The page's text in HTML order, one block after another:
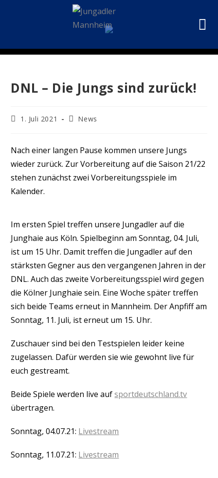
DNL – Die Jungs sind zurück!
1. Juli 2021 News
Nach einer langen Pause kommen unsere Jungs
wieder zurück. Zur Vorbereitung auf die Saison 21/22
stehen zunächst zwei Vorbereitungsspiele im
Kalender.
Im ersten Spiel treffen unsere Jungadler auf die
Junghaie aus Köln. Spielbeginn am Sonntag, 04. Juli,
ist um 15 Uhr. Damit treffen die Jungadler auf den
stärksten Gegner aus den vergangenen Jahren in der
DNL. Auch das zweite Vorbereitungsspiel wird gegen
die Kölner Junghaie sein. Eine Woche später treffen
sich beide Teams erneut in Mannheim. Der Anpfiff am
Sonntag, 11. Juli, ist erneut um 15. Uhr.
Zuschauer sind bei den Testspielen leider keine
zugelassen. Dafür werden sie wie gewohnt live für
euch gestreamt.
Beide Spiele werden live aufsportdeutschland.tv
übertragen.
Sonntag, 04.07.21: Livestream
Sonntag, 11.07.21: Livestream